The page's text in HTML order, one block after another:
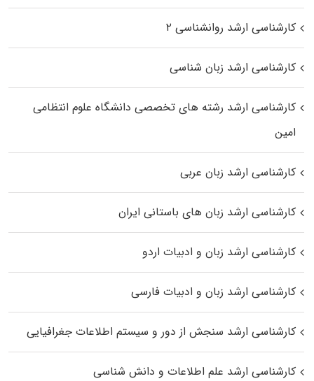
کارشناسی ارشد روانشناسی ۲
کارشناسی ارشد زبان شناسی
کارشناسی ارشد رﺷﺘﻪ ﻫﺎی تخصصی داﻧﺸﮕﺎه ﻋﻠﻮم انتظامی
اﻣﻴﻦ
کارشناسی ارشد زبان عربی
کارشناسی ارشد زبان‌ های باستانی ایران
کارشناسی ارشد زبان و ادبیات اردو
کارشناسی ارشد زبان و ادبیات فارسی
کارشناسی ارشد سنجش از دور و سیستم اطلاعات جغرافیایی
کارشناسی ارشد علم اطلاعات و دانش شناسی